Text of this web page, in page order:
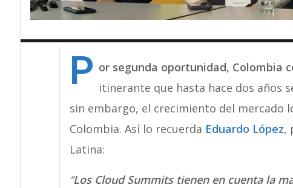
P or segunda oportunidad, Colombia
itinerante que hasta hace dos años
sin embargo, el crecimiento del mercado
Colombia. Así lo recuerda Eduardo López,
Latina:
“Los Cloud Summits tienen en cuenta la